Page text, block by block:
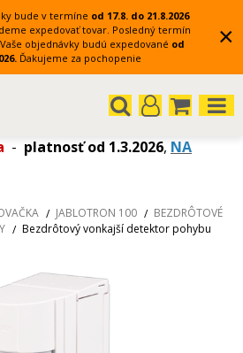
bude v termíne od 17.8. do 21.8.2026
expedovať tovar. Posledný termín
Vaše objednávky budú expedované od
Ďakujeme za pochopenie
×
- platnosť od 1.3.2026, NA
JABLOTRON 100
BEZDRÔTOVÉ
Bezdrôtový vonkajší detektor pohybu